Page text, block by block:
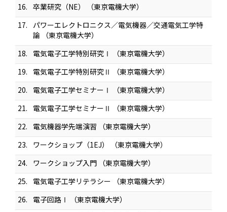
16. 卒業研究（NE） （東京電機大学）
17.
パワーエレクトロニクス／電気機器／交通電気工学特
論 （東京電機大学）
18.
電気電子工学特別研究Ⅰ （東京電機大学）
19.
電気電子工学特別研究Ⅱ （東京電機大学）
20.
電気電子工学セミナーⅠ （東京電機大学）
21.
電気電子工学セミナーⅡ （東京電機大学）
22.
電気機器学先端演習 （東京電機大学）
23.
ワークショップ（1EJ） （東京電機大学）
24.
ワークショップ入門 （東京電機大学）
25.
電気電子工学リテラシー （東京電機大学）
26.
電子回路Ⅰ （東京電機大学）